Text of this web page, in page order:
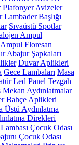
Plafonyer Avizeler
Lambader Başlığı
Sıvaüstü Spotlar
Ampul
Ampul Floresan
Abajur Şapkaları
Duvar Aplikleri
Gece Lambaları Masa
Led Panel Tezgah
Mekan Aydınlatmalar
Bahçe Aplikleri
Üstü Aydınlatma
Direkleri
Çocuk Odası
Çocuk Odası